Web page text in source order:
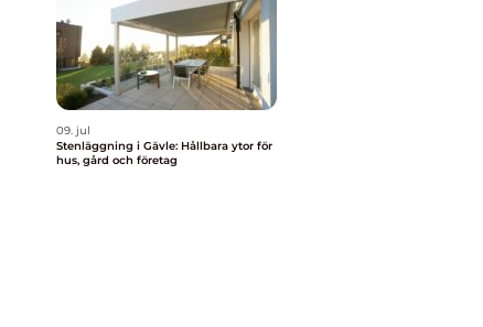
09. jul
Stenläggning i Gävle: Hållbara ytor för
hus, gård och företag